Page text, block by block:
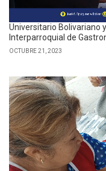
Universitario Bolivariano
Interparroquial de
OCTUBRE 21, 2023